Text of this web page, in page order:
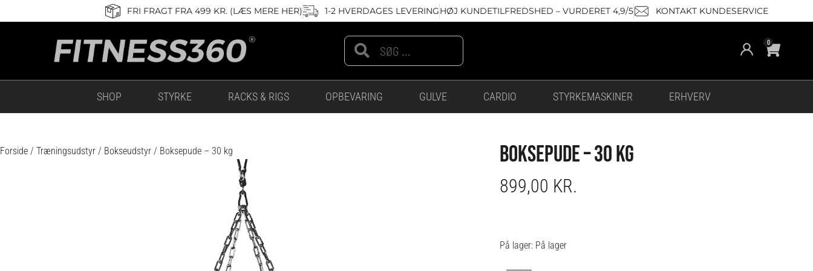
til
FRI FRAGT FRA 499 KR. (LÆS MERE HER) 1-2 HVERDAGES LEVERINGHØJ KUNDETILFREDSHED – VURDERET 4,9/5 KONTAKT KUNDESERVICE
Search 0
Cart
SHOP STYRKE RACKS & RIGS OPBEVARING GULVE CARDIO STYRKEMASKINER ERHVERV
Forside / Træningsudstyr / Bokseudstyr / Boksepude – 30 kg BOKSEPUDE – 30 KG
899,00 KR.
På lager: På lager
Boksepude